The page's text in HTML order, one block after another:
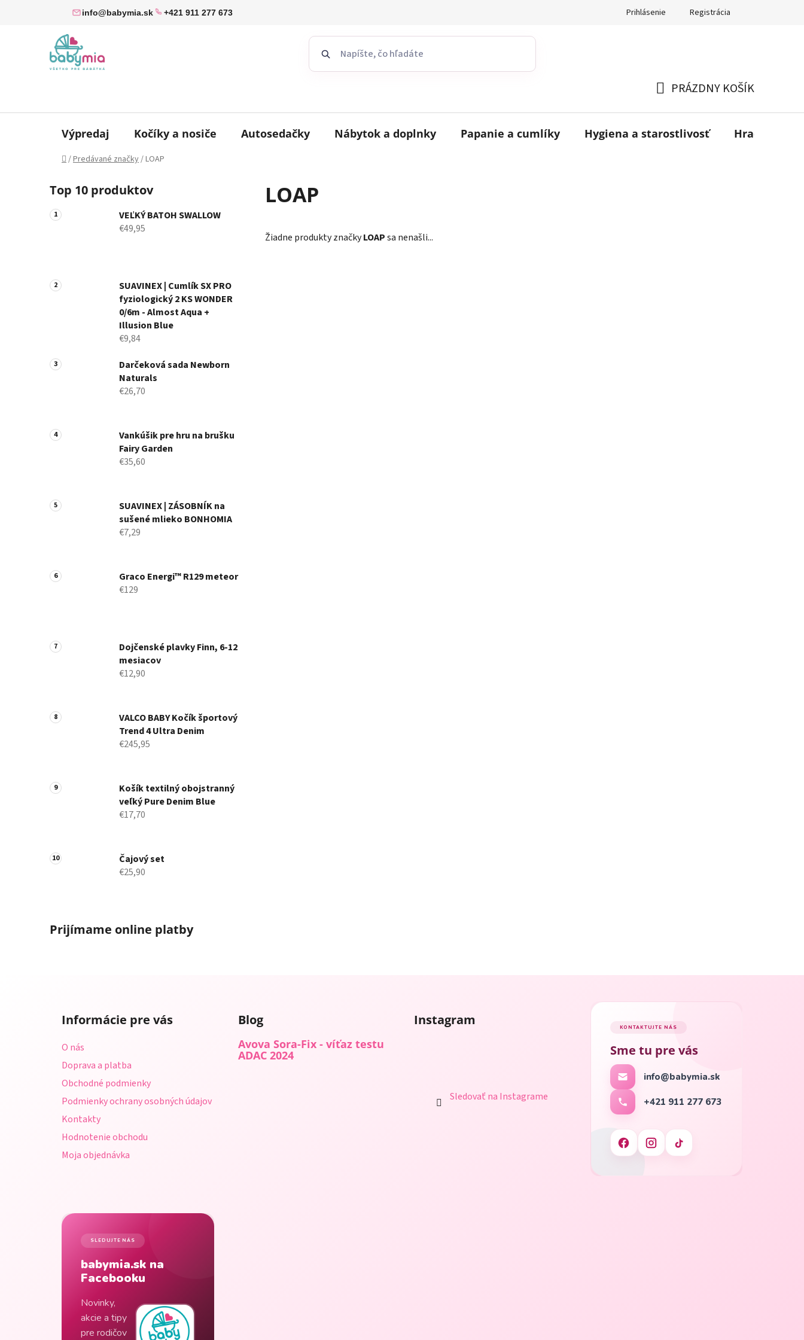
info@babymia.sk +421 911 277 673 Prihlásenie Registrácia
KOŠÍK
PRÁZDNY KOŠÍK
Výpredaj Kočíky a nosiče Autosedačky Nábytok a doplnky Papanie a cumlíky Hygiena a starostlivosť Hračky
Domov
/Predávané značky/LOAP
o
č
n
n
Top 10 produktov
VEĽKÝ BATOH SWALLOW
€49,95
SUAVINEX | Cumlík SX PRO
fyziologický 2 KS WONDER
0/6m - Almost Aqua +
Illusion Blue
€9,84
Darčeková sada Newborn
Naturals
€26,70
Vankúšik pre hru na brušku
Fairy Garden
€35,60
SUAVINEX | ZÁSOBNÍK na
sušené mlieko BONHOMIA
€7,29
Graco Energi™ R129 meteor
€129
Dojčenské plavky Finn, 6-12
mesiacov
€12,90
VALCO BABY Kočík športový
Trend 4 Ultra Denim
€245,95
Košík textilný obojstranný
veľký Pure Denim Blue
€17,70
Čajový set
€25,90
Prijímame online platby
LOAP
Žiadne produkty značkyLOAPsa nenašli...
Informácie pre vás
O nás
Doprava a platba
Obchodné podmienky
Podmienky ochrany osobných údajov
Kontakty
Hodnotenie obchodu
Moja objednávka
Blog
Avova Sora-Fix - víťaz testu
ADAC 2024
Instagram
Sledovať na Instagrame
KONTAKTUJTE NÁS
Sme tu pre vás
info@babymia.sk
+421 911 277 673
SLEDUJTE NÁS
babymia.sk na
Facebooku
Novinky,
akcie a tipy
pre rodičov